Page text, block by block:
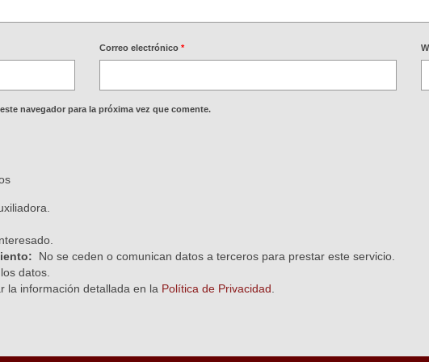
Correo electrónico *
navegador para la próxima vez que comente.
No se ceden o comunican datos a terceros para prestar este servicio.
datos.
la información detallada en la Política de Privacidad